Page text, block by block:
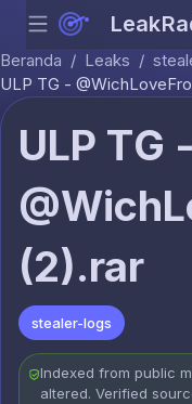
Menu
Beranda / Leaks /
ULР ТG -
ULР ТG -
(2).rar
stealer-logs
Indexed from public
altered. Verified